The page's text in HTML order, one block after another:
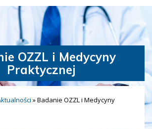
OZZL i Medycyny
Praktycznej
»Badanie OZZL i Medycyny